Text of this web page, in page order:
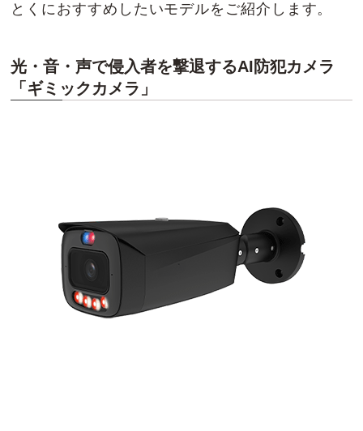
とくにおすすめしたいモデルをご紹介します。
光・音・声で侵入者を撃退するAI防犯カメラ
「ギミックカメラ」